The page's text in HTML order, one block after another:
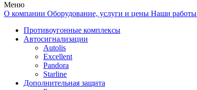
Меню
О компании Оборудование, услуги и цены Наши работы
Противоугонные комплексы
Автосигнализации
Autolis
Excellent
Pandora
Starline
Дополнительная защита